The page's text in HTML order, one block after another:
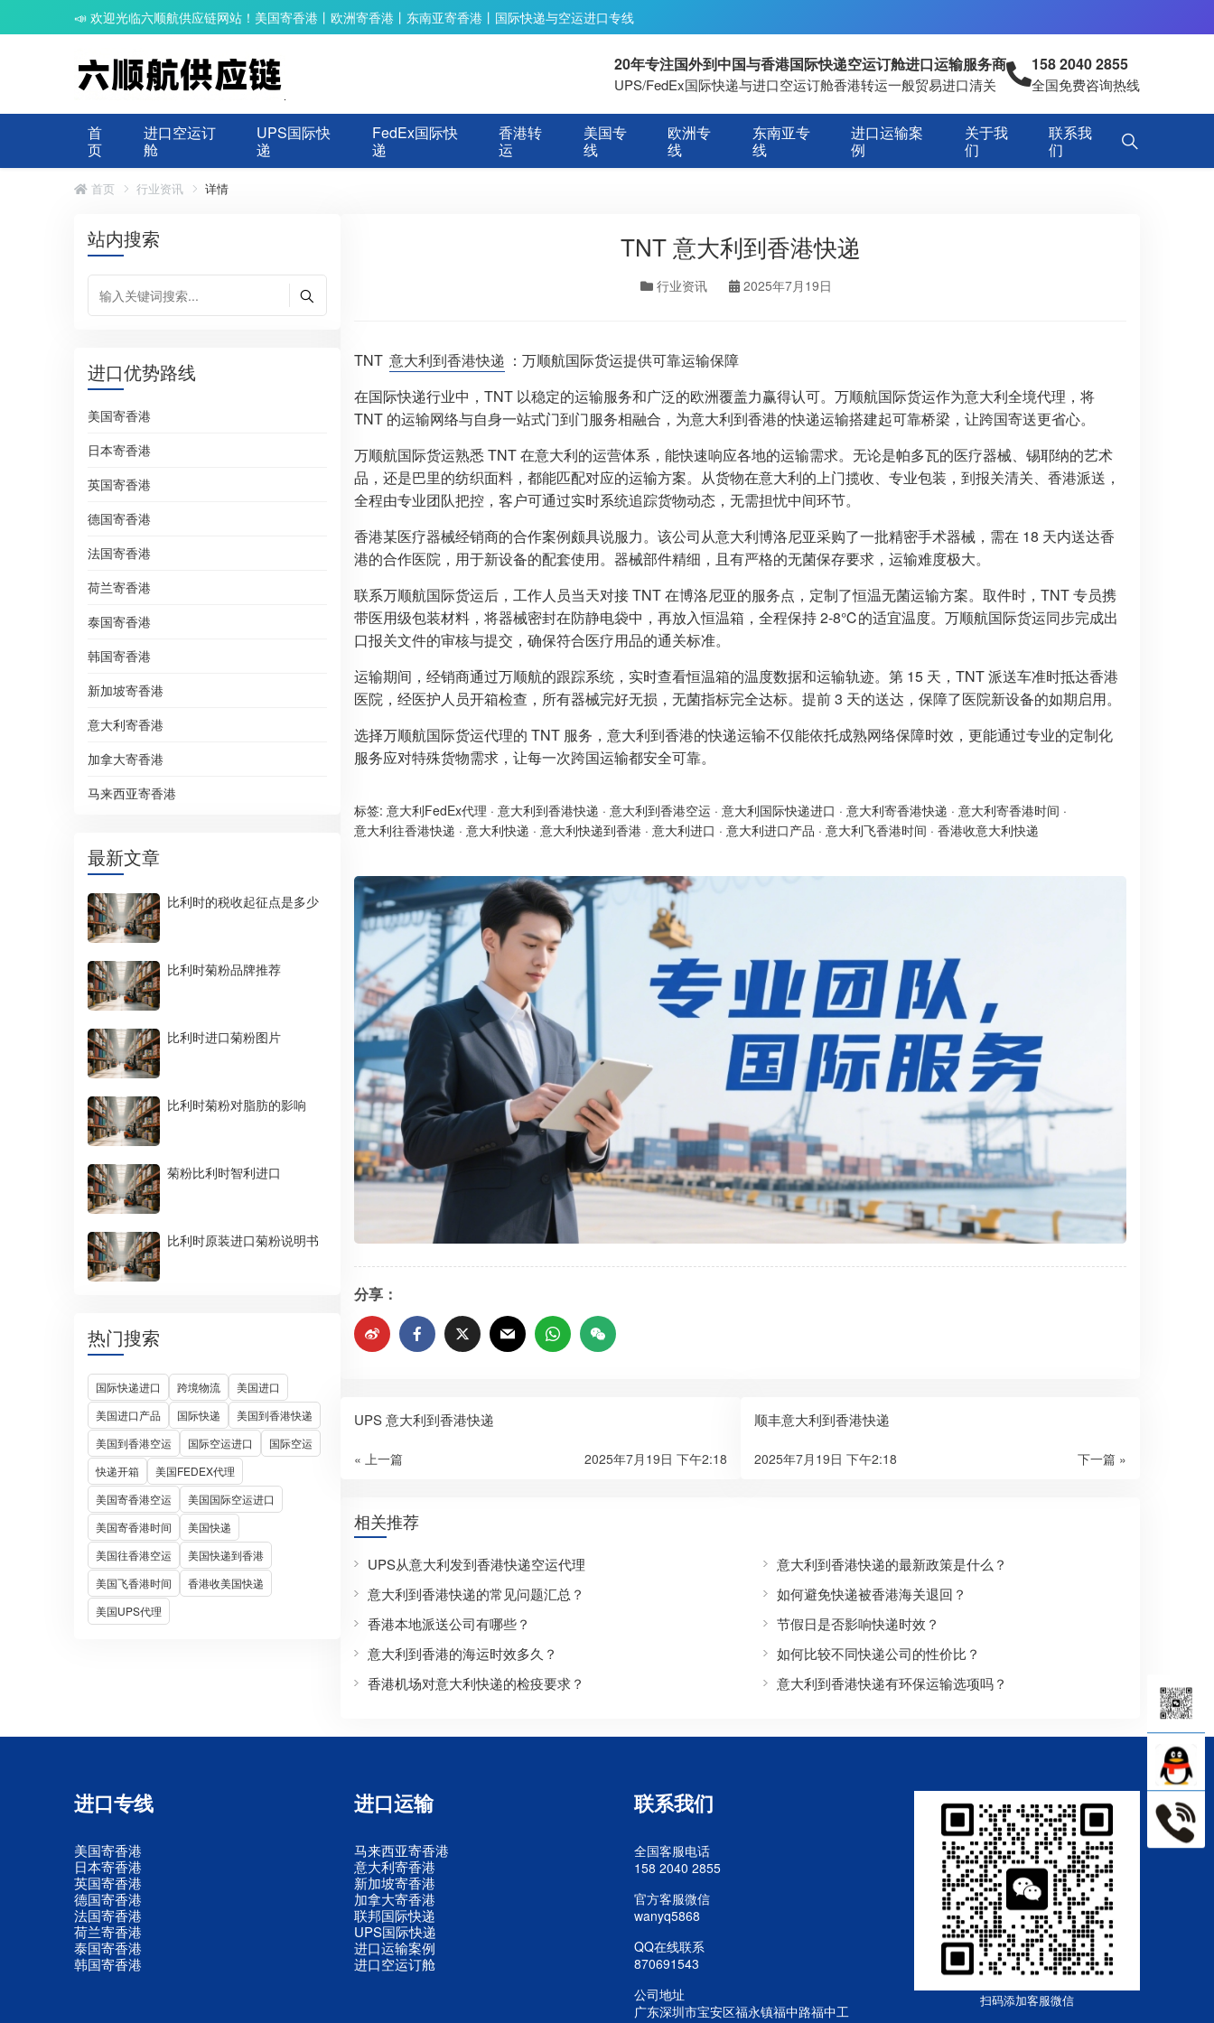
📣 欢迎光临六顺航供应链网站！美国寄香港丨欧洲寄香港丨东南亚寄香港丨国际快递与空运进口专线
20年专注国外到中国与香港国际快递空运订舱进口运输服务商
UPS/FedEx国际快递与进口空运订舱香港转运一般贸易进口清关
158 2040 2855
全国免费咨询热线
首
页
进口空运订
舱
UPS国际快
递
FedEx国际快
递
香港转
运
美国专
线
欧洲专
线
东南亚专
线
进口运输案
例
关于我
们
联系我
们
首页 行业资讯 详情
站内搜索
进口优势路线
美国寄香港
日本寄香港
英国寄香港
德国寄香港
法国寄香港
荷兰寄香港
泰国寄香港
韩国寄香港
新加坡寄香港
意大利寄香港
加拿大寄香港
马来西亚寄香港
最新文章
比利时的税收起征点是多少
比利时菊粉品牌推荐
比利时进口菊粉图片
比利时菊粉对脂肪的影响
菊粉比利时智利进口
比利时原装进口菊粉说明书
热门搜索
国际快递进口 跨境物流
美国进口
美国进口产品
国际快递
美国到香港快递
美国到香港空运
国际空运进口
国际空运
快递开箱
美国FEDEX代理
美国寄香港空运
美国国际空运进口
美国寄香港时间
美国快递
美国往香港空运
美国快递到香港
美国飞香港时间
香港收美国快递
美国UPS代理
TNT 意大利到香港快递
行业资讯 2025年7月19日
TNT 意大利到香港快递 ：万顺航国际货运提供可靠运输保障
在国际快递行业中，TNT 以稳定的运输服务和广泛的欧洲覆盖力赢得认可。万顺航国际货运作为意大利全境代理，将
TNT 的运输网络与自身一站式门到门服务相融合，为意大利到香港的快递运输搭建起可靠桥梁，让跨国寄送更省心。
万顺航国际货运熟悉 TNT 在意大利的运营体系，能快速响应各地的运输需求。无论是帕多瓦的医疗器械、锡耶纳的艺术
品，还是巴里的纺织面料，都能匹配对应的运输方案。从货物在意大利的上门揽收、专业包装，到报关清关、香港派送，
全程由专业团队把控，客户可通过实时系统追踪货物动态，无需担忧中间环节。
香港某医疗器械经销商的合作案例颇具说服力。该公司从意大利博洛尼亚采购了一批精密手术器械，需在 18 天内送达香
港的合作医院，用于新设备的配套使用。器械部件精细，且有严格的无菌保存要求，运输难度极大。
联系万顺航国际货运后，工作人员当天对接 TNT 在博洛尼亚的服务点，定制了恒温无菌运输方案。取件时，TNT 专员携
带医用级包装材料，将器械密封在防静电袋中，再放入恒温箱，全程保持 2-8℃的适宜温度。万顺航国际货运同步完成出
口报关文件的审核与提交，确保符合医疗用品的通关标准。
运输期间，经销商通过万顺航的跟踪系统，实时查看恒温箱的温度数据和运输轨迹。第 15 天，TNT 派送车准时抵达香港
医院，经医护人员开箱检查，所有器械完好无损，无菌指标完全达标。提前 3 天的送达，保障了医院新设备的如期启用。
选择万顺航国际货运代理的 TNT 服务，意大利到香港的快递运输不仅能依托成熟网络保障时效，更能通过专业的定制化
服务应对特殊货物需求，让每一次跨国运输都安全可靠。
标签: 意大利FedEx代理 · 意大利到香港快递 · 意大利到香港空运 · 意大利国际快递进口 · 意大利寄香港快递 · 意大利寄香港时间 ·
意大利往香港快递 · 意大利快递 · 意大利快递到香港 · 意大利进口 · 意大利进口产品 · 意大利飞香港时间 · 香港收意大利快递
分享：
UPS 意大利到香港快递
« 上一篇 2025年7月19日 下午2:18
顺丰意大利到香港快递
下一篇 »
2025年7月19日 下午2:18
相关推荐
UPS从意大利发到香港快递空运代理
意大利到香港快递的最新政策是什么？
意大利到香港快递的常见问题汇总？
如何避免快递被香港海关退回？
香港本地派送公司有哪些？
节假日是否影响快递时效？
意大利到香港的海运时效多久？
如何比较不同快递公司的性价比？
香港机场对意大利快递的检疫要求？
意大利到香港快递有环保运输选项吗？
进口专线
美国寄香港
日本寄香港
英国寄香港
德国寄香港
法国寄香港
荷兰寄香港
泰国寄香港
韩国寄香港
进口运输
马来西亚寄香港
意大利寄香港
新加坡寄香港
加拿大寄香港
联邦国际快递
UPS国际快递
进口运输案例
进口空运订舱
联系我们
全国客服电话
158 2040 2855
官方客服微信
wanyq5868
QQ在线联系
870691543
公司地址
广东深圳市宝安区福永镇福中路福中工
扫码添加客服微信